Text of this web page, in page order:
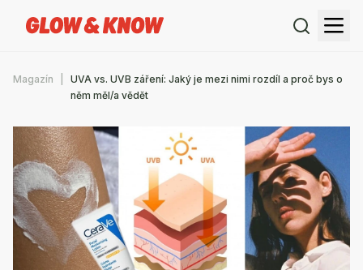
Magazín
UVA vs. UVB záření: Jaký je mezi nimi rozdíl a proč bys o
něm měl/a vědět